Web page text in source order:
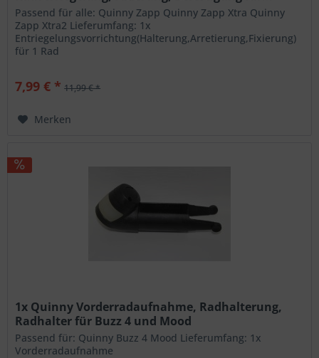
Passend für alle: Quinny Zapp Quinny Zapp Xtra Quinny
Zapp Xtra2 Lieferumfang: 1x
Entriegelungsvorrichtung(Halterung,Arretierung,Fixierung)
für 1 Rad
7,99 € * 11,99 € *
Merken
1x Quinny Vorderradaufnahme, Radhalterung,
Radhalter für Buzz 4 und Mood
Passend für: Quinny Buzz 4 Mood Lieferumfang: 1x
Vorderradaufnahme